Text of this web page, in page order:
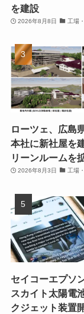
を建設
2026年8月8日 工場
ローツェ、広島
本社に新社屋を
リーンルームを
2026年8月3日 工場
セイコーエプソ
スカイト太陽電
クジェット装置